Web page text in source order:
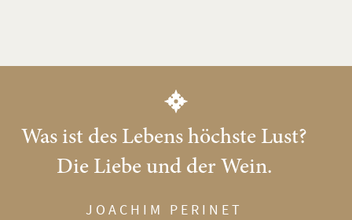
Was ist des Lebens höchste Lust?
Die Liebe und der Wein.
JOACHIM PERINET